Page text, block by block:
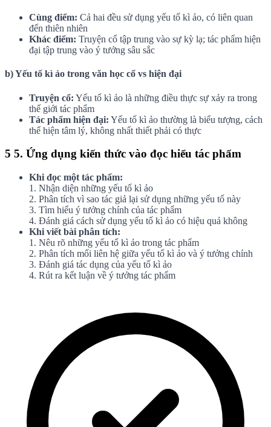
Cùng điểm: Cả hai đều sử dụng yếu tố kì ảo, có liên quan
đến thiên nhiên
Khác điểm: Truyện cổ tập trung vào sự kỳ lạ; tác phẩm hiện
đại tập trung vào ý tưởng sâu sắc
b) Yếu tố kì ảo trong văn học cổ vs hiện đại
Truyện cổ: Yếu tố kì ảo là những điều thực sự xảy ra trong
thế giới tác phẩm
Tác phẩm hiện đại: Yếu tố kì ảo thường là biểu tượng, cách
thể hiện tâm lý, không nhất thiết phải có thực
5 5. Ứng dụng kiến thức vào đọc hiểu tác phẩm
Khi đọc một tác phẩm:
1. Nhận diện những yếu tố kì ảo
2. Phân tích vì sao tác giả lại sử dụng những yếu tố này
3. Tìm hiểu ý tưởng chính của tác phẩm
4. Đánh giá cách sử dụng yếu tố kì ảo có hiệu quả không
Khi viết bài phân tích:
1. Nêu rõ những yếu tố kì ảo trong tác phẩm
2. Phân tích mối liên hệ giữa yếu tố kì ảo và ý tưởng chính
3. Đánh giá tác dụng của yếu tố kì ảo
4. Rút ra kết luận về ý tưởng tác phẩm